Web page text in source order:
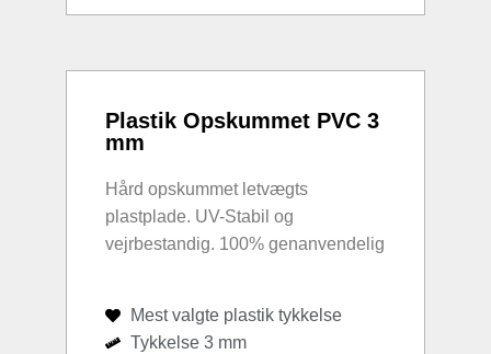
Plastik Opskummet PVC 3
mm
Hård opskummet letvægts
plastplade. UV-Stabil og
vejrbestandig. 100% genanvendelig
Mest valgte plastik tykkelse
Tykkelse 3 mm